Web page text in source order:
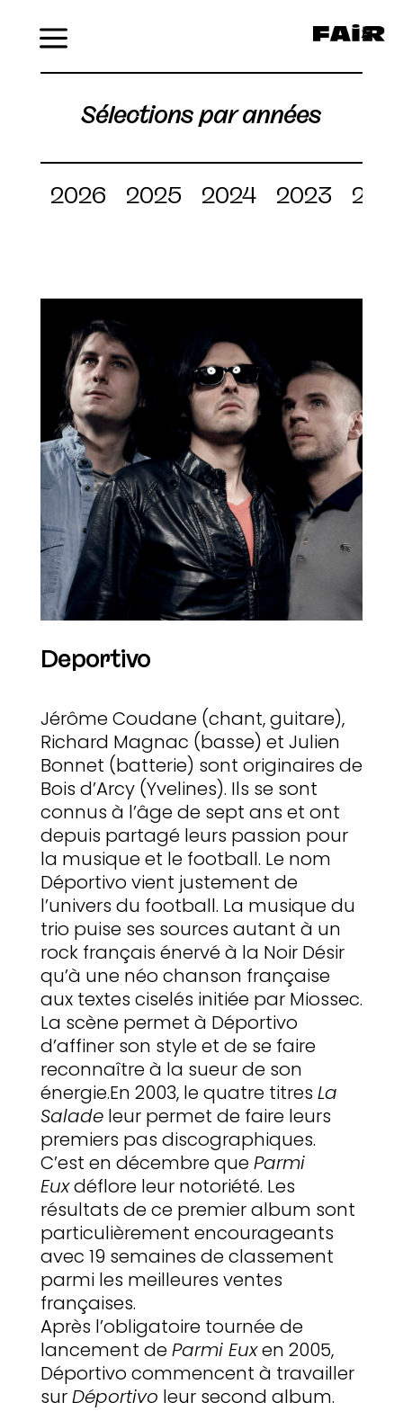
Sélections par années
2026 2025 2024 2023
Deportivo
Jérôme Coudane (chant, guitare),
Richard Magnac (basse) et Julien
Bonnet (batterie) sont originaires de
Bois d’Arcy (Yvelines). Ils se sont
connus à l’âge de sept ans et ont
depuis partagé leurs passion pour
la musique et le football. Le nom
Déportivo vient justement de
l’univers du football. La musique du
trio puise ses sources autant à un
rock français énervé à la Noir Désir
qu’à une néo chanson française
aux textes ciselés initiée par Miossec.
La scène permet à Déportivo
d’affiner son style et de se faire
reconnaître à la sueur de son
énergie.En 2003, le quatre titres La
Saladeleur permet de faire leurs
premiers pas discographiques.
C’est en décembre queParmi
Euxdéflore leur notoriété. Les
résultats de ce premier album sont
particulièrement encourageants
avec 19 semaines de classement
parmi les meilleures ventes
françaises.
Après l’obligatoire tournée de
lancement deParmi Euxen 2005,
Déportivo commencent à travailler
surDéportivo leur second album.